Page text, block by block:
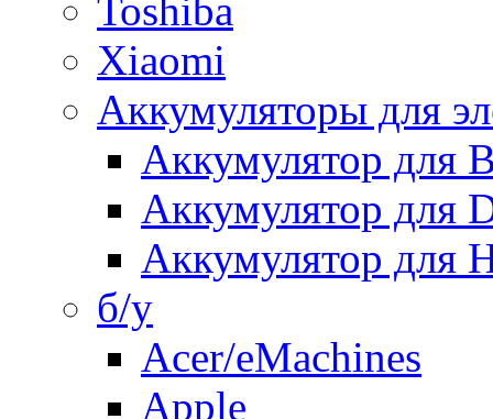
Toshiba
Xiaomi
Аккумуляторы для
Аккумулятор для
Аккумулятор для
Аккумулятор для
б/у
Acer/eMachines
Apple